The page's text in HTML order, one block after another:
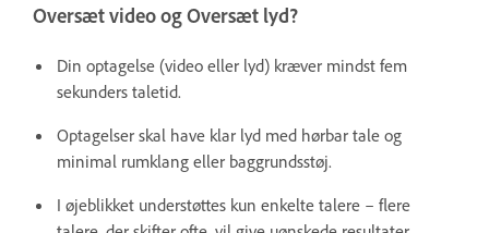
Oversæt video og Oversæt lyd?
Din optagelse (video eller lyd) kræver mindst fem
sekunders taletid.
Optagelser skal have klar lyd med hørbar tale og
minimal rumklang eller baggrundsstøj.
I øjeblikket understøttes kun enkelte talere – flere